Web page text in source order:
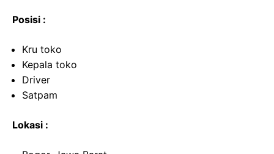
Posisi :
Kru toko
Kepala toko
Driver
Satpam
Lokasi :